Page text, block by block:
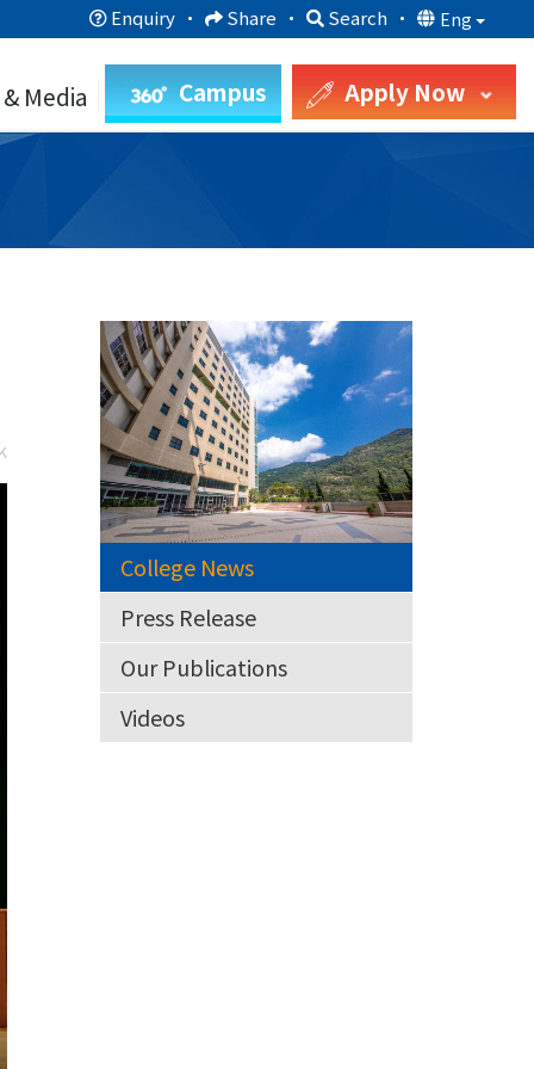
Enquiry · Share · Search · Eng
Media Campus Apply Now
College News
Press Release
Our Publications
Videos